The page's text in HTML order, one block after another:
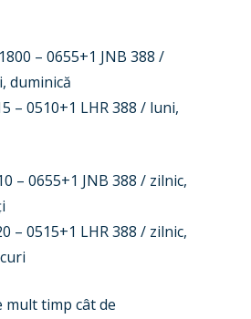
– 0655+1 JNB 388 /
duminică
– 0510+1 LHR 388 / luni,
– 0655+1 JNB 388 / zilnic,
– 0515+1 LHR 388 / zilnic,
mult timp cât de